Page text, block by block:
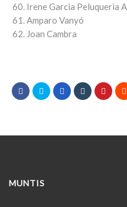
Irene Garcia Peluqueria
Amparo Vanyó
Joan Cambra
MUNTIS